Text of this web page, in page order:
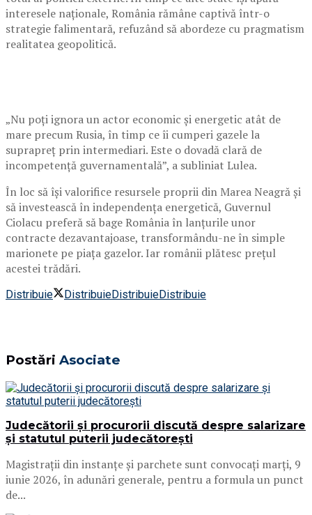
interesele naționale, România rămâne captivă într-o
strategie falimentară, refuzând să abordeze cu pragmatism
realitatea geopolitică.
„Nu poți ignora un actor economic și energetic atât de
mare precum Rusia, în timp ce îi cumperi gazele la
suprapreț prin intermediari. Este o dovadă clară de
incompetență guvernamentală”, a subliniat Lulea.
În loc să își valorifice resursele proprii din Marea Neagră și
să investească în independența energetică, Guvernul
Ciolacu preferă să bage România în lanțurile unor
contracte dezavantajoase, transformându-ne în simple
marionete pe piața gazelor. Iar românii plătesc prețul
acestei trădări.
Distribuie DistribuieDistribuieDistribuie
Postări Asociate
Judecătorii și procurorii discută despre salarizare
și statutul puterii judecătorești
Magistrații din instanțe și parchete sunt convocați marți, 9
iunie 2026, în adunări generale, pentru a formula un punct
de...